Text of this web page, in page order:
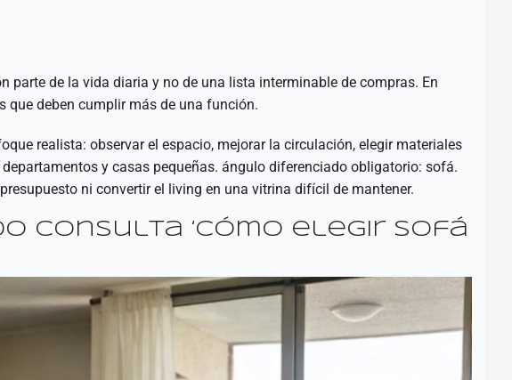
parte de la vida diaria y no de una lista interminable de compras. En
que deben cumplir más de una función.
realista: observar el espacio, mejorar la circulación, elegir materiales
y casas pequeñas. ángulo diferenciado obligatorio: sofá.
ni convertir el living en una vitrina difícil de mantener.
consulta ‘cómo elegir sofá